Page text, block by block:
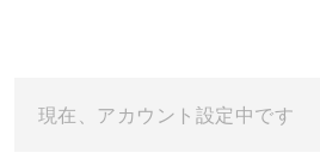
現在、アカウント設定中です